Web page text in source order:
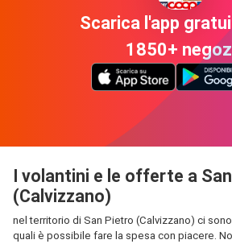
Scarica l'app
1850+
I volantini e le offerte a
(Calvizzano)
nel territorio di San Pietro (Calvizzano) ci
quali è possibile fare la spesa con piacere.